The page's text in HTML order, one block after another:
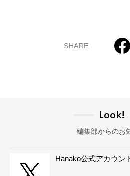
SHARE
Look!
編集部からのお
Hanako公式アカウン